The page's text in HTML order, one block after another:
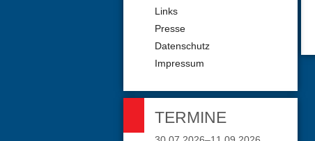
Links
Presse
Datenschutz
Impressum
TERMINE